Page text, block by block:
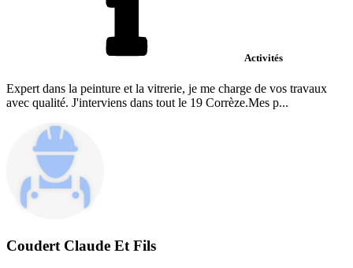
Activités
Expert dans la peinture et la vitrerie, je me charge de vos travaux
avec qualité. J'interviens dans tout le 19 Corrèze.Mes p...
Coudert Claude Et Fils